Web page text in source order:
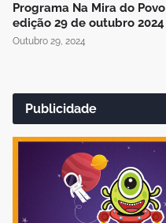
Programa Na Mira do Povo
edição 29 de outubro 2024
Outubro 29, 2024
Publicidade